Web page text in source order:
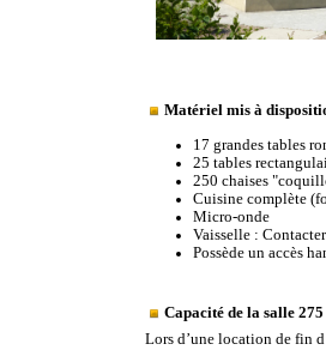
Matériel mis à
17 grandes tables
25 tables
250 chaises
Cuisine complète
Micro-onde
Vaisselle :
Possède un accès
Capacité de la salle 275
Lors d’une location de fin